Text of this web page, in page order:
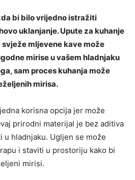
bi bilo vrijedno istražiti
uklanjanje. Upute za kuhanje
svježe mljevene kave može
mirise u vašem hladnjaku
sam proces kuhanja može
mirisa.
korisna opcija jer može
prirodni materijal je bez aditiva
u hladnjaku. Ugljen se može
i staviti u prostoriju kako bi
mirisi.